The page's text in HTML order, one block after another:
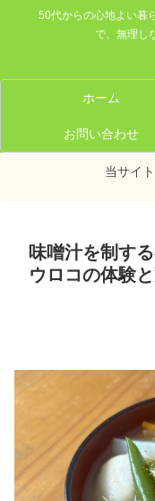
50代からの心地よい暮
で、無理し
ホーム
お問い合わせ
当サイ
味噌汁を制す
ウロコの体験